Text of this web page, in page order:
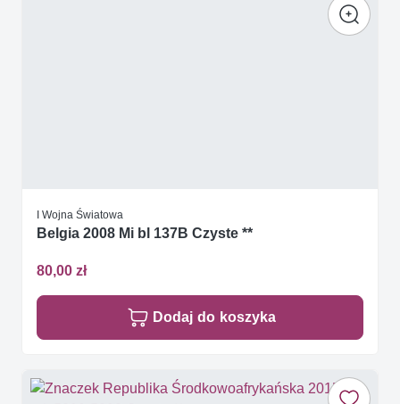
I Wojna Światowa
Belgia 2008 Mi bl 137B Czyste **
80,00 zł
Dodaj do koszyka